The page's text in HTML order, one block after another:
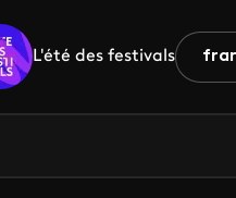
L'été des festivals